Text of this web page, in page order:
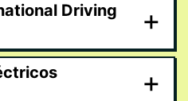
Driving
+
+